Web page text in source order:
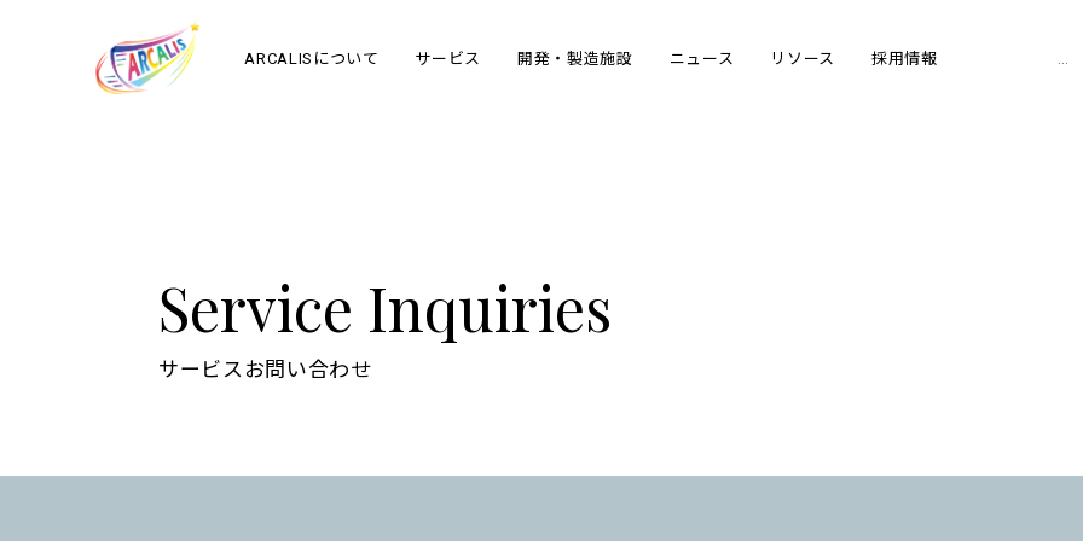
ARCALISについて サービス 開発・製造施設 ニュース リソース 採用情報
for:
Service Inquiries
サービスお問い合わせ